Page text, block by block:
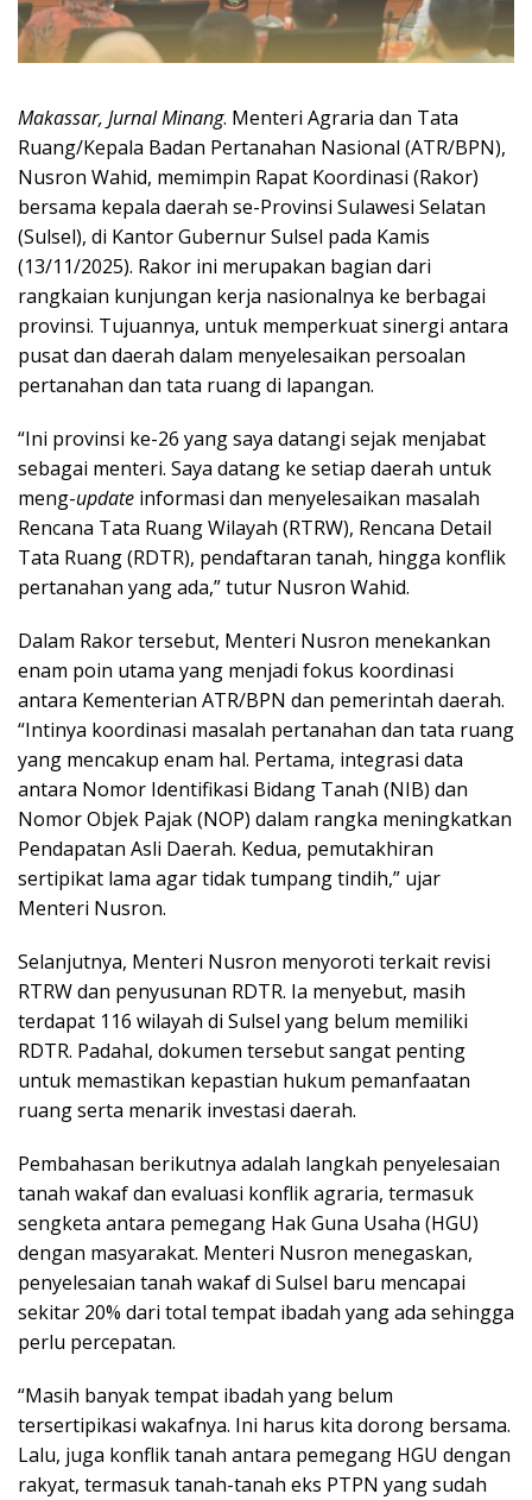
Makassar, Jurnal Minang. Menteri Agraria dan Tata
Ruang/Kepala Badan Pertanahan Nasional (ATR/BPN),
Nusron Wahid, memimpin Rapat Koordinasi (Rakor)
bersama kepala daerah se-Provinsi Sulawesi Selatan
(Sulsel), di Kantor Gubernur Sulsel pada Kamis
(13/11/2025). Rakor ini merupakan bagian dari
rangkaian kunjungan kerja nasionalnya ke berbagai
provinsi. Tujuannya, untuk memperkuat sinergi antara
pusat dan daerah dalam menyelesaikan persoalan
pertanahan dan tata ruang di lapangan.
“Ini provinsi ke-26 yang saya datangi sejak menjabat
sebagai menteri. Saya datang ke setiap daerah untuk
meng-update informasi dan menyelesaikan masalah
Rencana Tata Ruang Wilayah (RTRW), Rencana Detail
Tata Ruang (RDTR), pendaftaran tanah, hingga konflik
pertanahan yang ada,” tutur Nusron Wahid.
Dalam Rakor tersebut, Menteri Nusron menekankan
enam poin utama yang menjadi fokus koordinasi
antara Kementerian ATR/BPN dan pemerintah daerah.
“Intinya koordinasi masalah pertanahan dan tata ruang
yang mencakup enam hal. Pertama, integrasi data
antara Nomor Identifikasi Bidang Tanah (NIB) dan
Nomor Objek Pajak (NOP) dalam rangka meningkatkan
Pendapatan Asli Daerah. Kedua, pemutakhiran
sertipikat lama agar tidak tumpang tindih,” ujar
Menteri Nusron.
Selanjutnya, Menteri Nusron menyoroti terkait revisi
RTRW dan penyusunan RDTR. Ia menyebut, masih
terdapat 116 wilayah di Sulsel yang belum memiliki
RDTR. Padahal, dokumen tersebut sangat penting
untuk memastikan kepastian hukum pemanfaatan
ruang serta menarik investasi daerah.
Pembahasan berikutnya adalah langkah penyelesaian
tanah wakaf dan evaluasi konflik agraria, termasuk
sengketa antara pemegang Hak Guna Usaha (HGU)
dengan masyarakat. Menteri Nusron menegaskan,
penyelesaian tanah wakaf di Sulsel baru mencapai
sekitar 20% dari total tempat ibadah yang ada sehingga
perlu percepatan.
“Masih banyak tempat ibadah yang belum
tersertipikasi wakafnya. Ini harus kita dorong bersama.
Lalu, juga konflik tanah antara pemegang HGU dengan
rakyat, termasuk tanah-tanah eks PTPN yang sudah